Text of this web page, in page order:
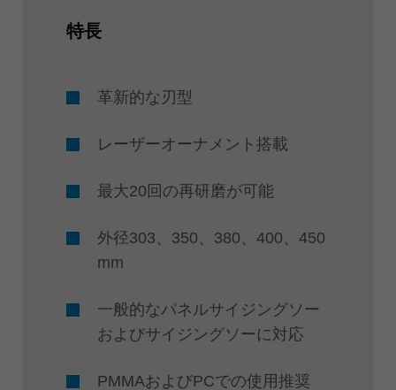
特長
革新的な刃型
レーザーオーナメント搭載
最大20回の再研磨が可能
外径303、350、380、400、450
mm
一般的なパネルサイジングソー
およびサイジングソーに対応
PMMAおよびPCでの使用推奨